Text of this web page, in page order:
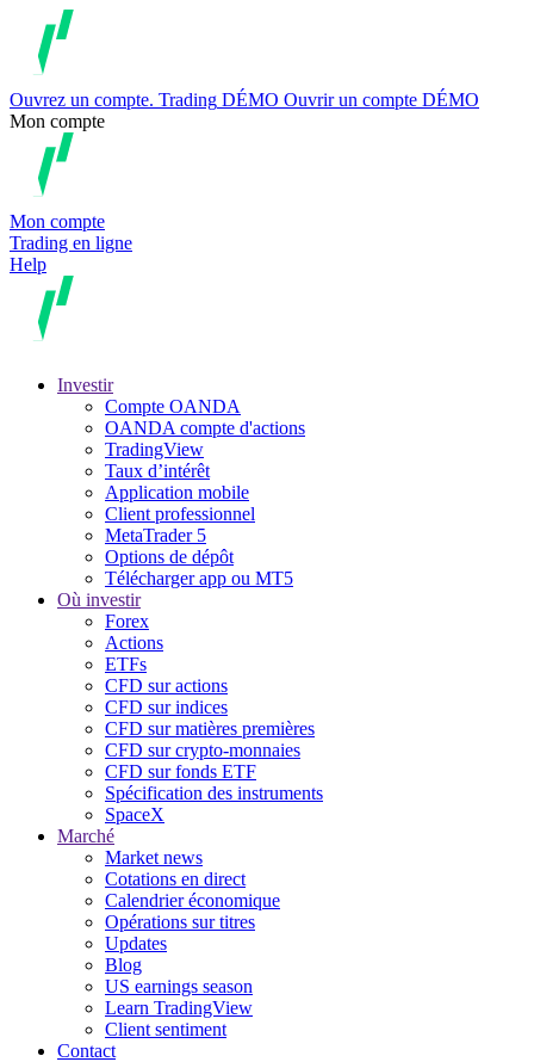
Ouvrez un compte. Trading DÉMO Ouvrir un compte DÉMO
Mon compte
Mon compte
Trading en ligne
Help
Investir
Compte OANDA
OANDA compte d'actions
TradingView
Taux d’intérêt
Application mobile
Client professionnel
MetaTrader 5
Options de dépôt
Télécharger app ou MT5
Où investir
Forex
Actions
ETFs
CFD sur actions
CFD sur indices
CFD sur matières premières
CFD sur crypto-monnaies
CFD sur fonds ETF
Spécification des instruments
SpaceX
Marché
Market news
Cotations en direct
Calendrier économique
Opérations sur titres
Updates
Blog
US earnings season
Learn TradingView
Client sentiment
Contact